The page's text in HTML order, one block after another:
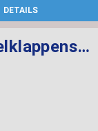
DETAILS
Drosselklappenstutzen